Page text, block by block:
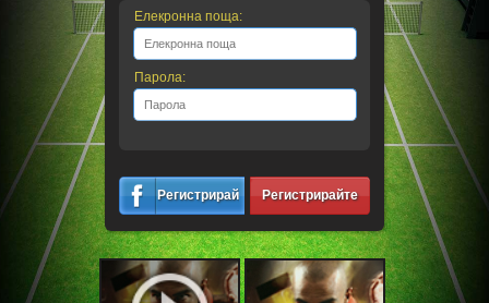
Елекронна поща:
Парола:
Регистрирайте
се
Регистрирайте
се